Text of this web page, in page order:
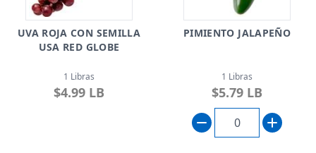
UVA ROJA CON SEMILLA
USA RED GLOBE
1 Libras
$4.99 LB
PIMIENTO JALAPEÑO
1 Libras
$5.79 LB